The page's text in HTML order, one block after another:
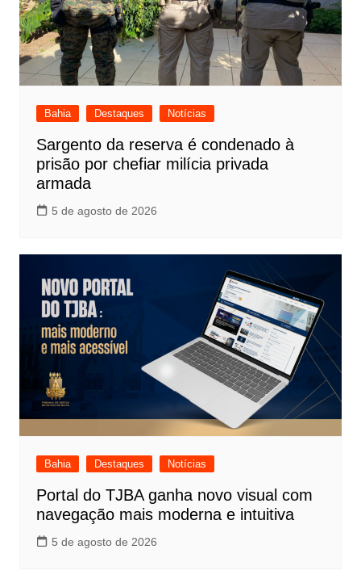
Bahia Destaques Notícias
Sargento da reserva é condenado à
prisão por chefiar milícia privada
armada
5 de agosto de 2026
Bahia Destaques Notícias
Portal do TJBA ganha novo visual com
navegação mais moderna e intuitiva
5 de agosto de 2026